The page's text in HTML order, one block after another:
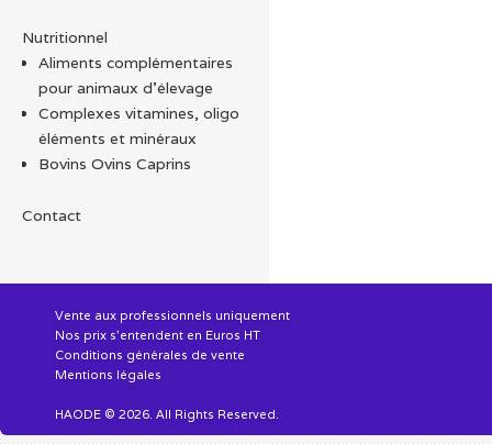
Nutritionnel
Aliments complémentaires
pour animaux d'élevage
Complexes vitamines, oligo
éléments et minéraux
Bovins Ovins Caprins
Contact
Vente aux professionnels uniquement
Nos prix s'entendent en Euros HT
Conditions générales de vente
Mentions légales
HAODE © 2026. All Rights Reserved.